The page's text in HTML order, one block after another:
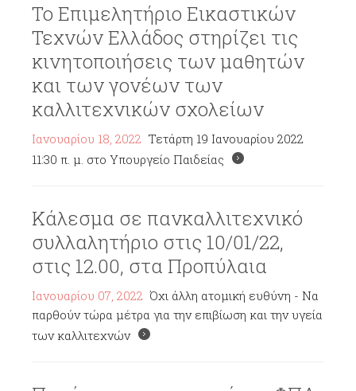
Το Επιμελητήριο Εικαστικών
Τεχνών Ελλάδος στηρίζει τις
κινητοποιήσεις των μαθητών
και των γονέων των
καλλιτεχνικών σχολείων
Ιανουαρίου 18, 2022 Τετάρτη 19 Ιανουαρίου 2022
11:30 π. μ. στο Υπουργείο Παιδείας
Κάλεσμα σε πανκαλλιτεχνικό
συλλαλητήριο στις 10/01/22,
στις 12.00, στα Προπύλαια
Ιανουαρίου 07, 2022 Όχι άλλη ατομική ευθύνη - Να
παρθούν τώρα μέτρα για την επιβίωση και την υγεία
των καλλιτεχνών